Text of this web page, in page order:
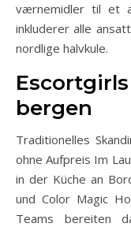
værnemidler til et
inkluderer alle
nordlige halvkule.
bergen
Traditionelles
ohne Aufpreis Im
in der Küche an
und Color Magic
Teams bereiten